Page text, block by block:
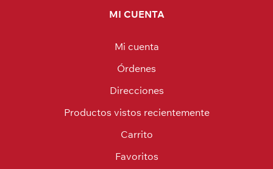
MI CUENTA
Mi cuenta
Órdenes
Direcciones
Productos vistos recientemente
Carrito
Favoritos